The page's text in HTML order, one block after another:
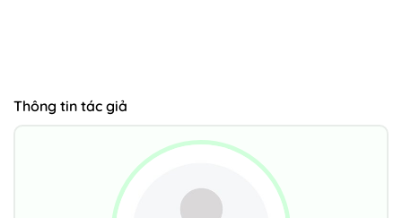
Thông tin tác giả